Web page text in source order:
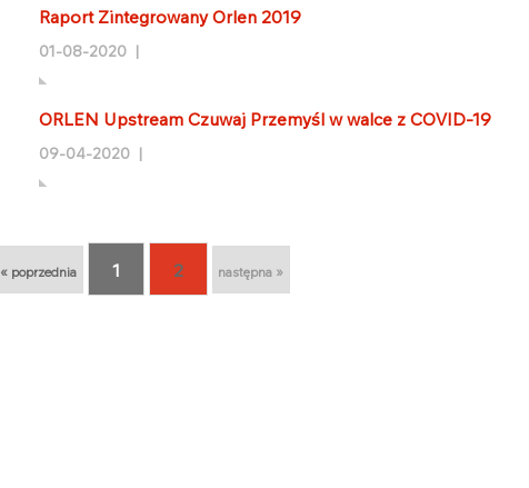
Raport Zintegrowany Orlen 2019
01-08-2020 |
ORLEN Upstream Czuwaj Przemyśl w walce z COVID-19
09-04-2020 |
« poprzednia 1 2 następna »